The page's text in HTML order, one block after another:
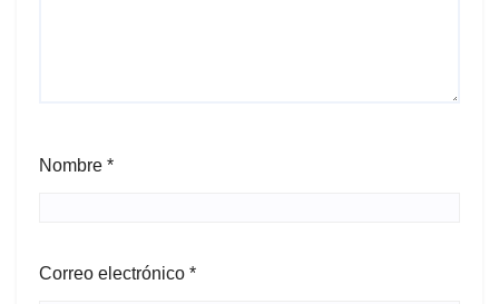
Nombre *
Correo electrónico *